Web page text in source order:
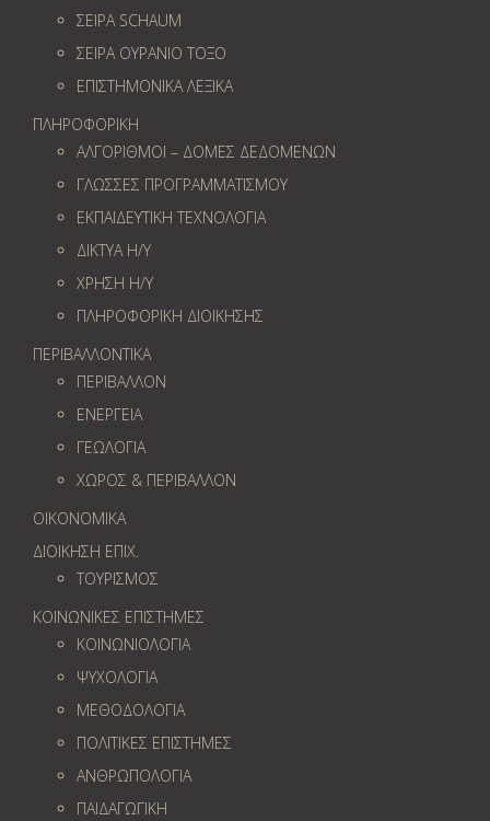
ΣΕΙΡΑ SCHAUM
ΣΕΙΡΑ ΟΥΡΑΝΙΟ ΤΟΞΟ
ΕΠΙΣΤΗΜΟΝΙΚΑ ΛΕΞΙΚΑ
ΠΛΗΡΟΦΟΡΙΚΗ
ΑΛΓΟΡΙΘΜΟΙ – ΔΟΜΕΣ ΔΕΔΟΜΕΝΩΝ
ΓΛΩΣΣΕΣ ΠΡΟΓΡΑΜΜΑΤΙΣΜΟΥ
ΕΚΠΑΙΔΕΥΤΙΚΗ ΤΕΧΝΟΛΟΓΙΑ
ΔΙΚΤΥΑ Η/Υ
ΧΡΗΣΗ Η/Υ
ΠΛΗΡΟΦΟΡΙΚΗ ΔΙΟΙΚΗΣΗΣ
ΠΕΡΙΒΑΛΛΟΝΤΙΚΑ
ΠΕΡΙΒΑΛΛΟΝ
ΕΝΕΡΓΕΙΑ
ΓΕΩΛOΓΙΑ
ΧΩΡΟΣ & ΠΕΡΙΒΑΛΛΟΝ
ΟΙΚΟΝΟΜΙΚΑ
ΔΙΟΙΚΗΣΗ ΕΠΙΧ.
ΤΟΥΡΙΣΜΟΣ
ΚΟΙΝΩΝΙΚΕΣ ΕΠΙΣΤΗΜΕΣ
ΚΟΙΝΩΝΙΟΛΟΓΙΑ
ΨΥΧΟΛΟΓΙΑ
ΜΕΘΟΔΟΛΟΓΙΑ
ΠΟΛΙΤΙΚΕΣ ΕΠΙΣΤΗΜΕΣ
ΑΝΘΡΩΠΟΛΟΓΙΑ
ΠΑΙΔΑΓΩΓΙΚΗ